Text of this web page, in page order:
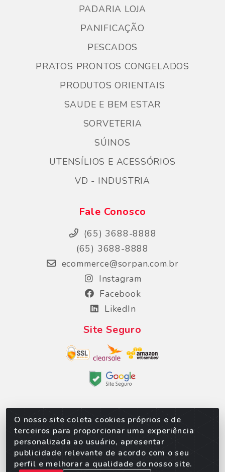
O nosso site coleta cookies próprios e de
terceiros para proporcionar uma experiência
personalizada ao usuário, apresentar
publicidade relevante de acordo com o seu
perfil e melhorar a qualidade do nosso site.
PADARIA LOJA
PANIFICAÇÃO
PESCADOS
PRATOS PRONTOS CONGELADOS
PRODUTOS ORIENTAIS
SAUDE E BEM ESTAR
SORVETERIA
SÚINOS
UTENSÍLIOS E ACESSÓRIOS
VD - INDUSTRIA
Fale Conosco
(65) 3688-8888
(65) 3688-8888
ecommerce@sorpan.com.br
Instagram
Facebook
LikedIn
Site Seguro
Sorpan - Rodovia dos Imigrantes, Lote 06, São
Matheus, Várzea Grande/MT – CEP 78152-135 -
CNPJ 02.623.537/0010-24